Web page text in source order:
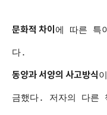
문화적 차이 에 따른 특
다.
동양과 서양의 사고방식
금했다. 저자의 다른